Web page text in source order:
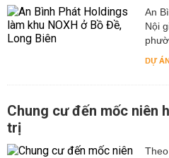
An
Nội
DỰ
Chung cư đến mốc niên
trị